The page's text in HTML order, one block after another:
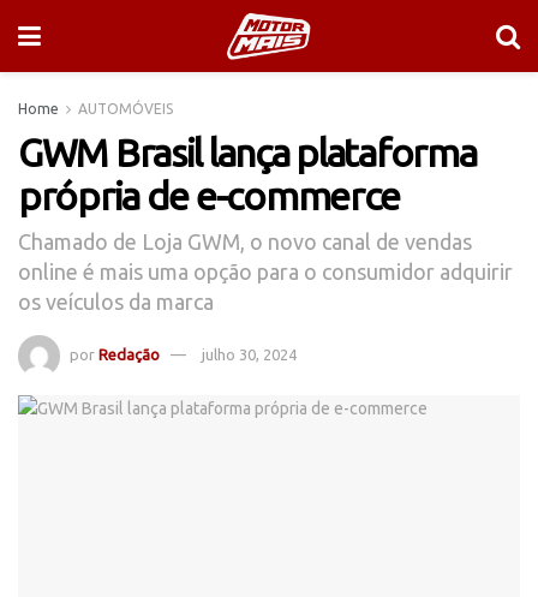
Home AUTOMÓVEIS
GWM Brasil lança plataforma
própria de e-commerce
Chamado de Loja GWM, o novo canal de vendas
online é mais uma opção para o consumidor adquirir
os veículos da marca
por Redação julho 30, 2024